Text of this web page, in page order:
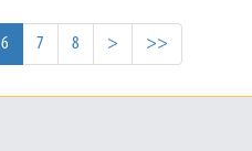
6 7 8 > >>